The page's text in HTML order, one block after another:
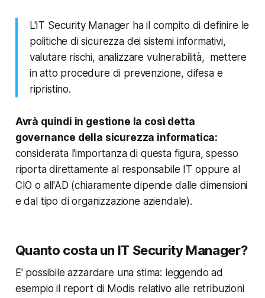
L'IT Security Manager ha il compito di definire le
politiche di sicurezza dei sistemi informativi,
valutare rischi, analizzare vulnerabilità, mettere
in atto procedure di prevenzione, difesa e
ripristino.
Avrà quindi in gestione la così detta
governance della sicurezza informatica:
considerata l'importanza di questa figura, spesso
riporta direttamente al responsabile IT oppure al
CIO o all'AD (chiaramente dipende dalle dimensioni
e dal tipo di organizzazione aziendale).
Quanto costa un IT Security Manager?
E' possibile azzardare una stima: leggendo ad
esempio il report di Modis relativo alle retribuzioni